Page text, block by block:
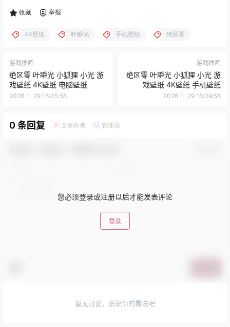
收藏 举报
4K壁纸 叶瞬光 手机壁纸 绝区零
游戏插画
绝区零 叶瞬光 小狐狸 小光 游
戏壁纸 4K壁纸 电脑壁纸
2026-1-29 16:05:56
游戏插画
绝区零 叶瞬光 小狐狸 小光 游
戏壁纸 4K壁纸 手机壁纸
2026-1-29 16:09:58
0 条回复 A 文章作者 M 管理员
您必须登录或注册以后才能发表评论
登录
暂无讨论，说说你的看法吧